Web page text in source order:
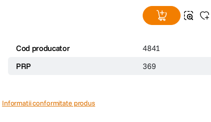
Cod producator 4841
PRP
369
Informatii conformitate produs